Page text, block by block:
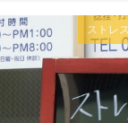
ストレス